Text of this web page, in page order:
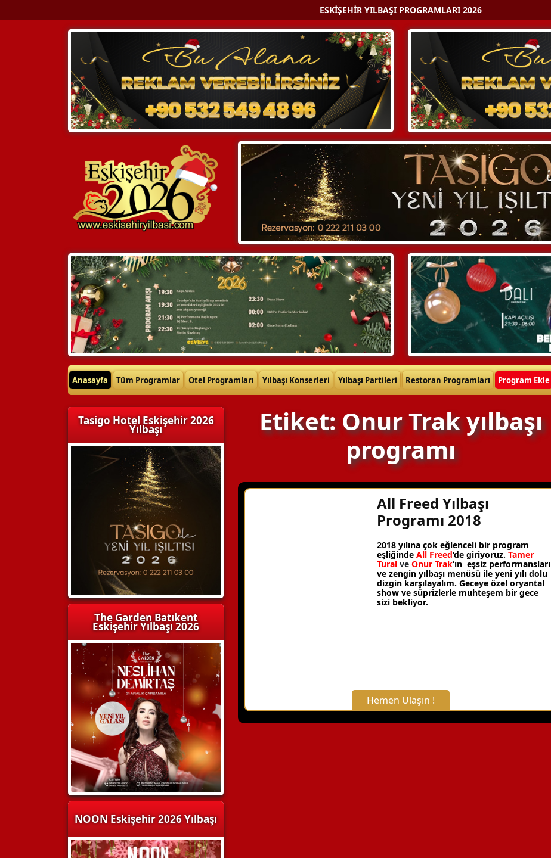
ESKIŞEHIR YILBAŞI PROGRAMLARI 2026
Anasayfa Tüm Programlar Otel Programları Yılbaşı Konserleri Yılbaşı Partileri Restoran Programları Program Ekle
Tasigo Hotel Eskişehir 2026
Yılbaşı
The Garden Batıkent
Eskişehir Yılbaşı 2026
NOON Eskişehir 2026 Yılbaşı
Etiket: Onur Trak yılbaşı
programı
All Freed Yılbaşı
Programı 2018
2018 yılına çok eğlenceli bir program
eşliğinde All Freed‘de giriyoruz. Tamer
Turalve Onur Trak‘ın eşsiz performansları
ve zengin yılbaşı menüsü ile yeni yılı dolu
dizgin karşılayalım. Geceye özel oryantal
show ve süprizlerle muhteşem bir gece
sizi bekliyor.
Hemen Ulaşın !
X Kapat